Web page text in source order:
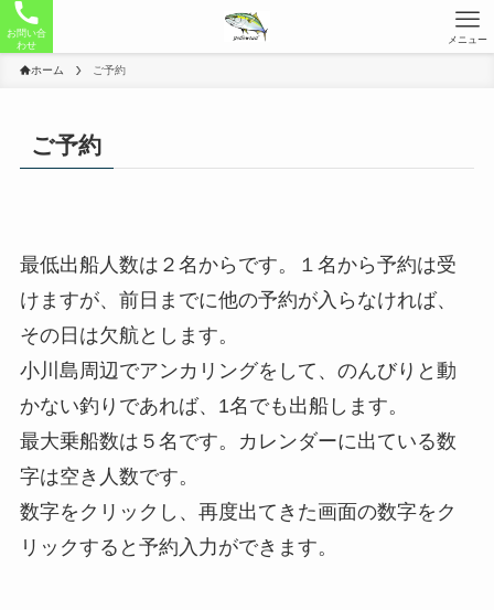
お問い合
わせ
メニュー
ホーム ご予約
ご予約
最低出船人数は２名からです。１名から予約は受
けますが、前日までに他の予約が入らなければ、
その日は欠航とします。
小川島周辺でアンカリングをして、のんびりと動
かない釣りであれば、1名でも出船します。
最大乗船数は５名です。カレンダーに出ている数
字は空き人数です。
数字をクリックし、再度出てきた画面の数字をク
リックすると予約入力ができます。